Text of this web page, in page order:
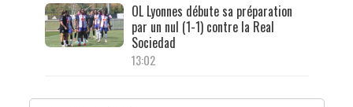
OL Lyonnes débute sa préparation
par un nul (1-1) contre la Real
Sociedad
13:02